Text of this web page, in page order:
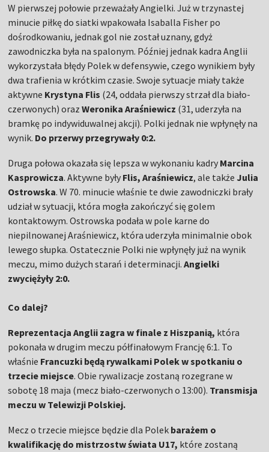
W pierwszej połowie przeważały Angielki. Już w trzynastej
minucie piłkę do siatki wpakowała Isaballa Fisher po
dośrodkowaniu, jednak gol nie został uznany, gdyż
zawodniczka była na spalonym. Później jednak kadra Anglii
wykorzystała błędy Polek w defensywie, czego wynikiem były
dwa trafienia w krótkim czasie. Swoje sytuacje miały także
aktywne Krystyna Flis (24, oddała pierwszy strzał dla biało-
czerwonych) orazWeronika Araśniewicz (31, uderzyła na
bramkę po indywiduwalnej akcji). Polki jednak nie wpłynęły na
wynik. Do przerwy przegrywały 0:2.
Druga połowa okazała się lepsza w wykonaniu kadry Marcina
Kasprowicza. Aktywne były Flis, Araśniewicz, ale także Julia
Ostrowska. W 70. minucie właśnie te dwie zawodniczki brały
udział w sytuacji, która mogła zakończyć się golem
kontaktowym. Ostrowska podała w pole karne do
niepilnowanej Araśniewicz, która uderzyła minimalnie obok
lewego słupka. Ostatecznie Polki nie wpłynęły już na wynik
meczu, mimo dużych starań i determinacji.Angielki
zwyciężyły 2:0.
Co dalej?
Reprezentacja Anglii zagra w finale z Hiszpanią, która
pokonała w drugim meczu półfinałowym Francję 6:1. To
właśnie Francuzki będą rywalkami Polek w spotkaniu o
trzecie miejsce. Obie rywalizacje zostaną rozegrane w
sobotę 18 maja (mecz biało-czerwonych o 13:00). Transmisja
meczu w Telewizji Polskiej.
Mecz o trzecie miejsce będzie dla Polek barażem o
kwalifikację do mistrzostw świata U17, które zostaną